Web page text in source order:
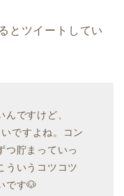
とツイートしてい
ですけど、
ですよね。コン
つ貯まっていっ
ういうコツコツ
です🐶